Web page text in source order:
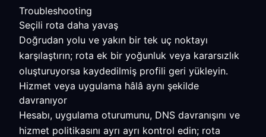
Troubleshooting
Seçili rota daha yavaş
Doğrudan yolu ve yakın bir tek uç noktayı
karşılaştırın; rota ek bir yoğunluk veya kararsızlık
oluşturuyorsa kaydedilmiş profili geri yükleyin.
Hizmet veya uygulama hâlâ aynı şekilde
davranıyor
Hesabı, uygulama oturumunu, DNS davranışını ve
hizmet politikasını ayrı ayrı kontrol edin; rota